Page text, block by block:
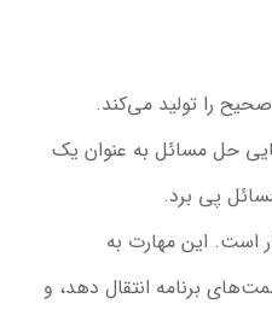
را تولید می‌کند.
حل مسائل به عنوان یک
پی برد.
است. این مهارت به
برنامه انتقال دهد، و